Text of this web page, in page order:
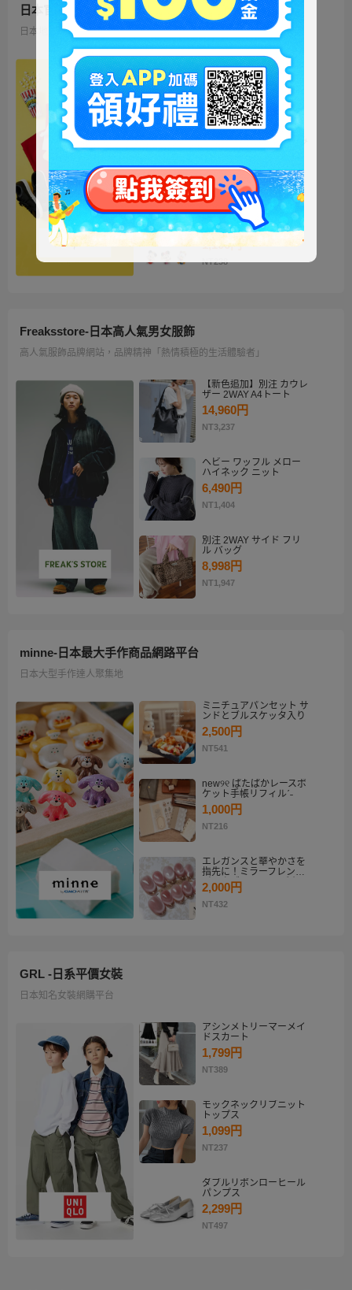
日本官方迪士尼商城
日本地區限定販售的迪士尼商品 多種品類、角色商品供您挑選
ミッキー ファートート
2WAY Fur Tote
4,500円
NT973
ベイマックス ぬいぐるみ
うるぽちゃちゃん
1,300円
NT281
ディズニーキャラクター
シークレットストラップ
迎春コレクション
1,100円
NT238
Freaksstore-日本高人氣男女服飾
高人氣服飾品牌網站，品牌精神「熱情積極的生活體驗者」
【新色追加】別注 カウレ
ザー 2WAY A4トート
14,960円
NT3,237
ヘビー ワッフル メロー
ハイネック ニット
6,490円
NT1,404
別注 2WAY サイド フリ
ル バッグ
8,998円
NT1,947
minne-日本最大手作商品網路平台
日本大型手作達人聚集地
ミニチュアパンセット サ
ンドとブルスケッタ入り
2,500円
NT541
new୨୧ ぱたぱかレースポ
ケット手帳リフィルˊ˗
1,000円
NT216
エレガンスと華やかさを
指先に！ミラーフレンチ
ピンクゴールド マグネッ
トネイルチップセット
【ネイルチップオーダ
2,000円
NT432
GRL -日系平價女裝
日本知名女裝網購平台
アシンメトリーマーメイ
ドスカート
1,799円
NT389
モックネックリブニット
トップス
1,099円
NT237
ダブルリボンローヒール
パンプス
2,299円
NT497